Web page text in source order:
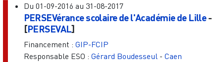
Du 01-09-2016 au 31-08-2017
PERSEVérance scolaire de l'Académie de Lille-
[PERSEVAL]
Financement : GIP-FCIP
Responsable ESO : Gérard Boudesseul - Caen